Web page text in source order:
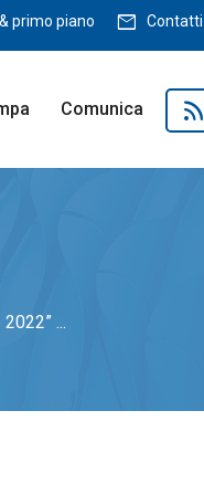
primo piano mail Contatti
Comunica rss_feed
...